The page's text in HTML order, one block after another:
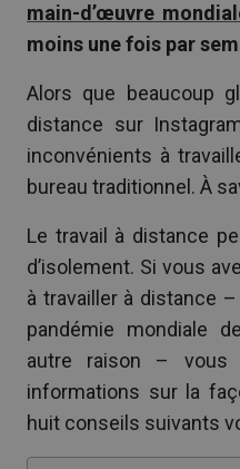
main-d’œuvre
moins une fois par
Alors que beaucoup
distance sur
inconvénients à
bureau traditionnel. À
Le travail à distance
d’isolement. Si vous
à travailler à distance
pandémie mondiale
autre raison – vous
informations sur la
huit conseils suivants